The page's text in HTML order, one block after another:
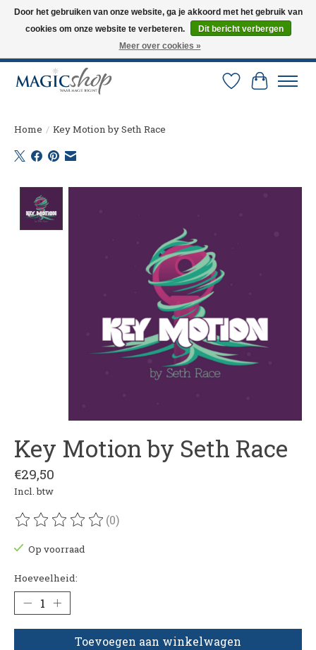
Altijd de nieuwste trucs op voorraad. Snelle verzending via PostNL en DHL.
Langskomen in onze winkel? Bel of mail om een afspraak te maken. 0251-
Verlanglijst
Home / Key Motion by Seth Race
Key Motion by Seth Race
€29,50
Incl. btw
De beoordeling van dit product is
(0)
Op voorraad
Hoeveelheid:
Toevoegen aan winkelwagen
Door het gebruiken van onze website, ga je akkoord met het gebruik van
cookies om onze website te verbeteren.
Dit bericht verbergen
Meer over cookies »